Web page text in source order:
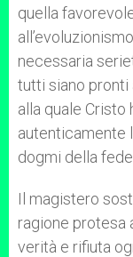
quella
necessaria
tutti siano pronti
alla quale Cristo
autenticamente
dogmi della
Il magistero
ragione protesa
verità e rifiuta